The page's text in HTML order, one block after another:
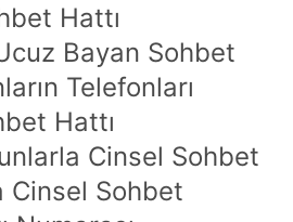
Hattı
Bayan Sohbet
Telefonları
Hattı
Cinsel Sohbet
Cinsel Sohbet